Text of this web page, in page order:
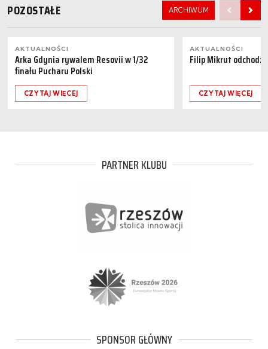
POZOSTAŁE ARCHIWUM
AKTUALNOŚCI
Arka Gdynia rywalem Resovii w 1/32
finału Pucharu Polski
CZYTAJ WIĘCEJ
AKTUALNOŚCI
Filip Mikrut
CZYTAJ WIĘCEJ
PARTNER KLUBU
SPONSOR GŁÓWNY